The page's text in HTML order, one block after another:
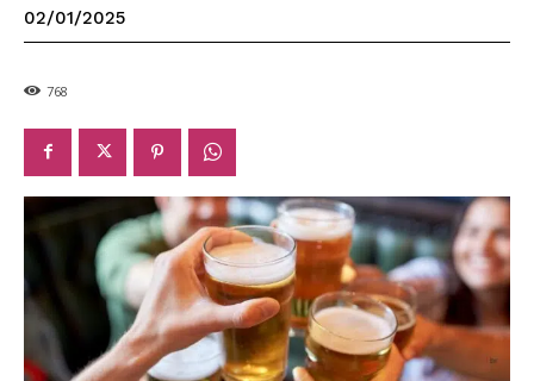
02/01/2025
768